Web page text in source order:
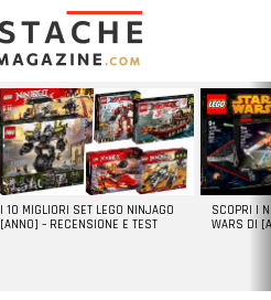
I 10 MIGLIORI SET LEGO NINJAGO
[ANNO] – RECENSIONE E TEST
SCOPRI I
WARS DI